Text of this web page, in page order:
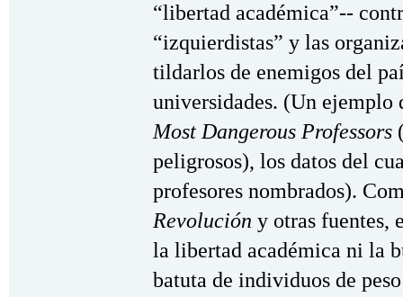
“libertad académica”--
“izquierdistas” y las
tildarlos de enemigos del
universidades. (Un ejemplo
Most Dangerous Professors
peligrosos), los datos del
profesores nombrados).
Revolución y otras fuentes,
la libertad académica ni la
batuta de individuos de